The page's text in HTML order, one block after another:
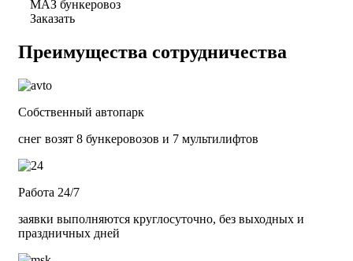
МАЗ бункеровоз
Заказать
Преимущества сотрудничества
Собственный автопарк
снег возят 8 бункеровозов и 7 мультилифтов
Работа 24/7
заявки выполняются круглосуточно, без выходных и
праздничных дней